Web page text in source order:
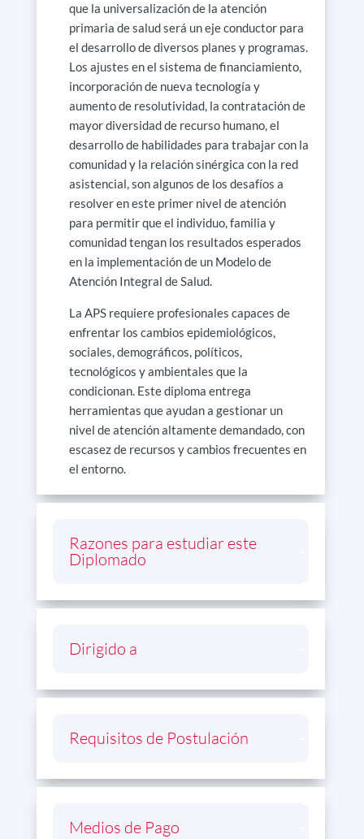
que la universalización de la atención
primaria de salud será un eje conductor para
el desarrollo de diversos planes y programas.
Los ajustes en el sistema de financiamiento,
incorporación de nueva tecnología y
aumento de resolutividad, la contratación de
mayor diversidad de recurso humano, el
desarrollo de habilidades para trabajar con la
comunidad y la relación sinérgica con la red
asistencial, son algunos de los desafíos a
resolver en este primer nivel de atención
para permitir que el individuo, familia y
comunidad tengan los resultados esperados
en la implementación de un Modelo de
Atención Integral de Salud.
La APS requiere profesionales capaces de
enfrentar los cambios epidemiológicos,
sociales, demográficos, políticos,
tecnológicos y ambientales que la
condicionan. Este diploma entrega
herramientas que ayudan a gestionar un
nivel de atención altamente demandado, con
escasez de recursos y cambios frecuentes en
el entorno.
Razones para estudiar este
Diplomado
Dirigido a
Requisitos de Postulación
Medios de Pago